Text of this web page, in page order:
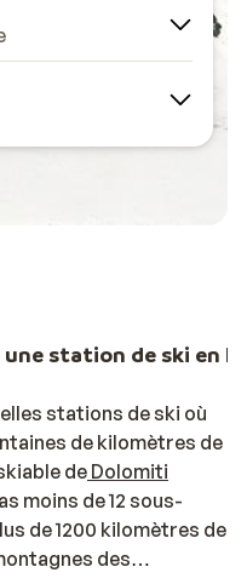
station de ski en
stations de ski où
de kilomètres de
de Dolomiti
moins de 12 sous-
de 1200 kilomètres de
des